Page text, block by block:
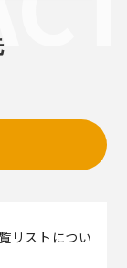
リストについ